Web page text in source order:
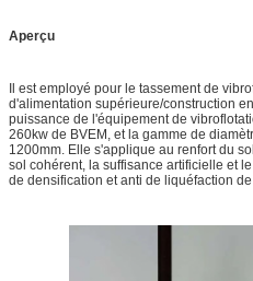
Aperçu
Il est employé pour le tassement de
d'alimentation supérieure/construction
puissance de l'équipement de
260kw de BVEM, et la gamme de
1200mm. Elle s'applique au renfort du
sol cohérent, la suffisance artificielle et
de densification et anti de liquéfaction